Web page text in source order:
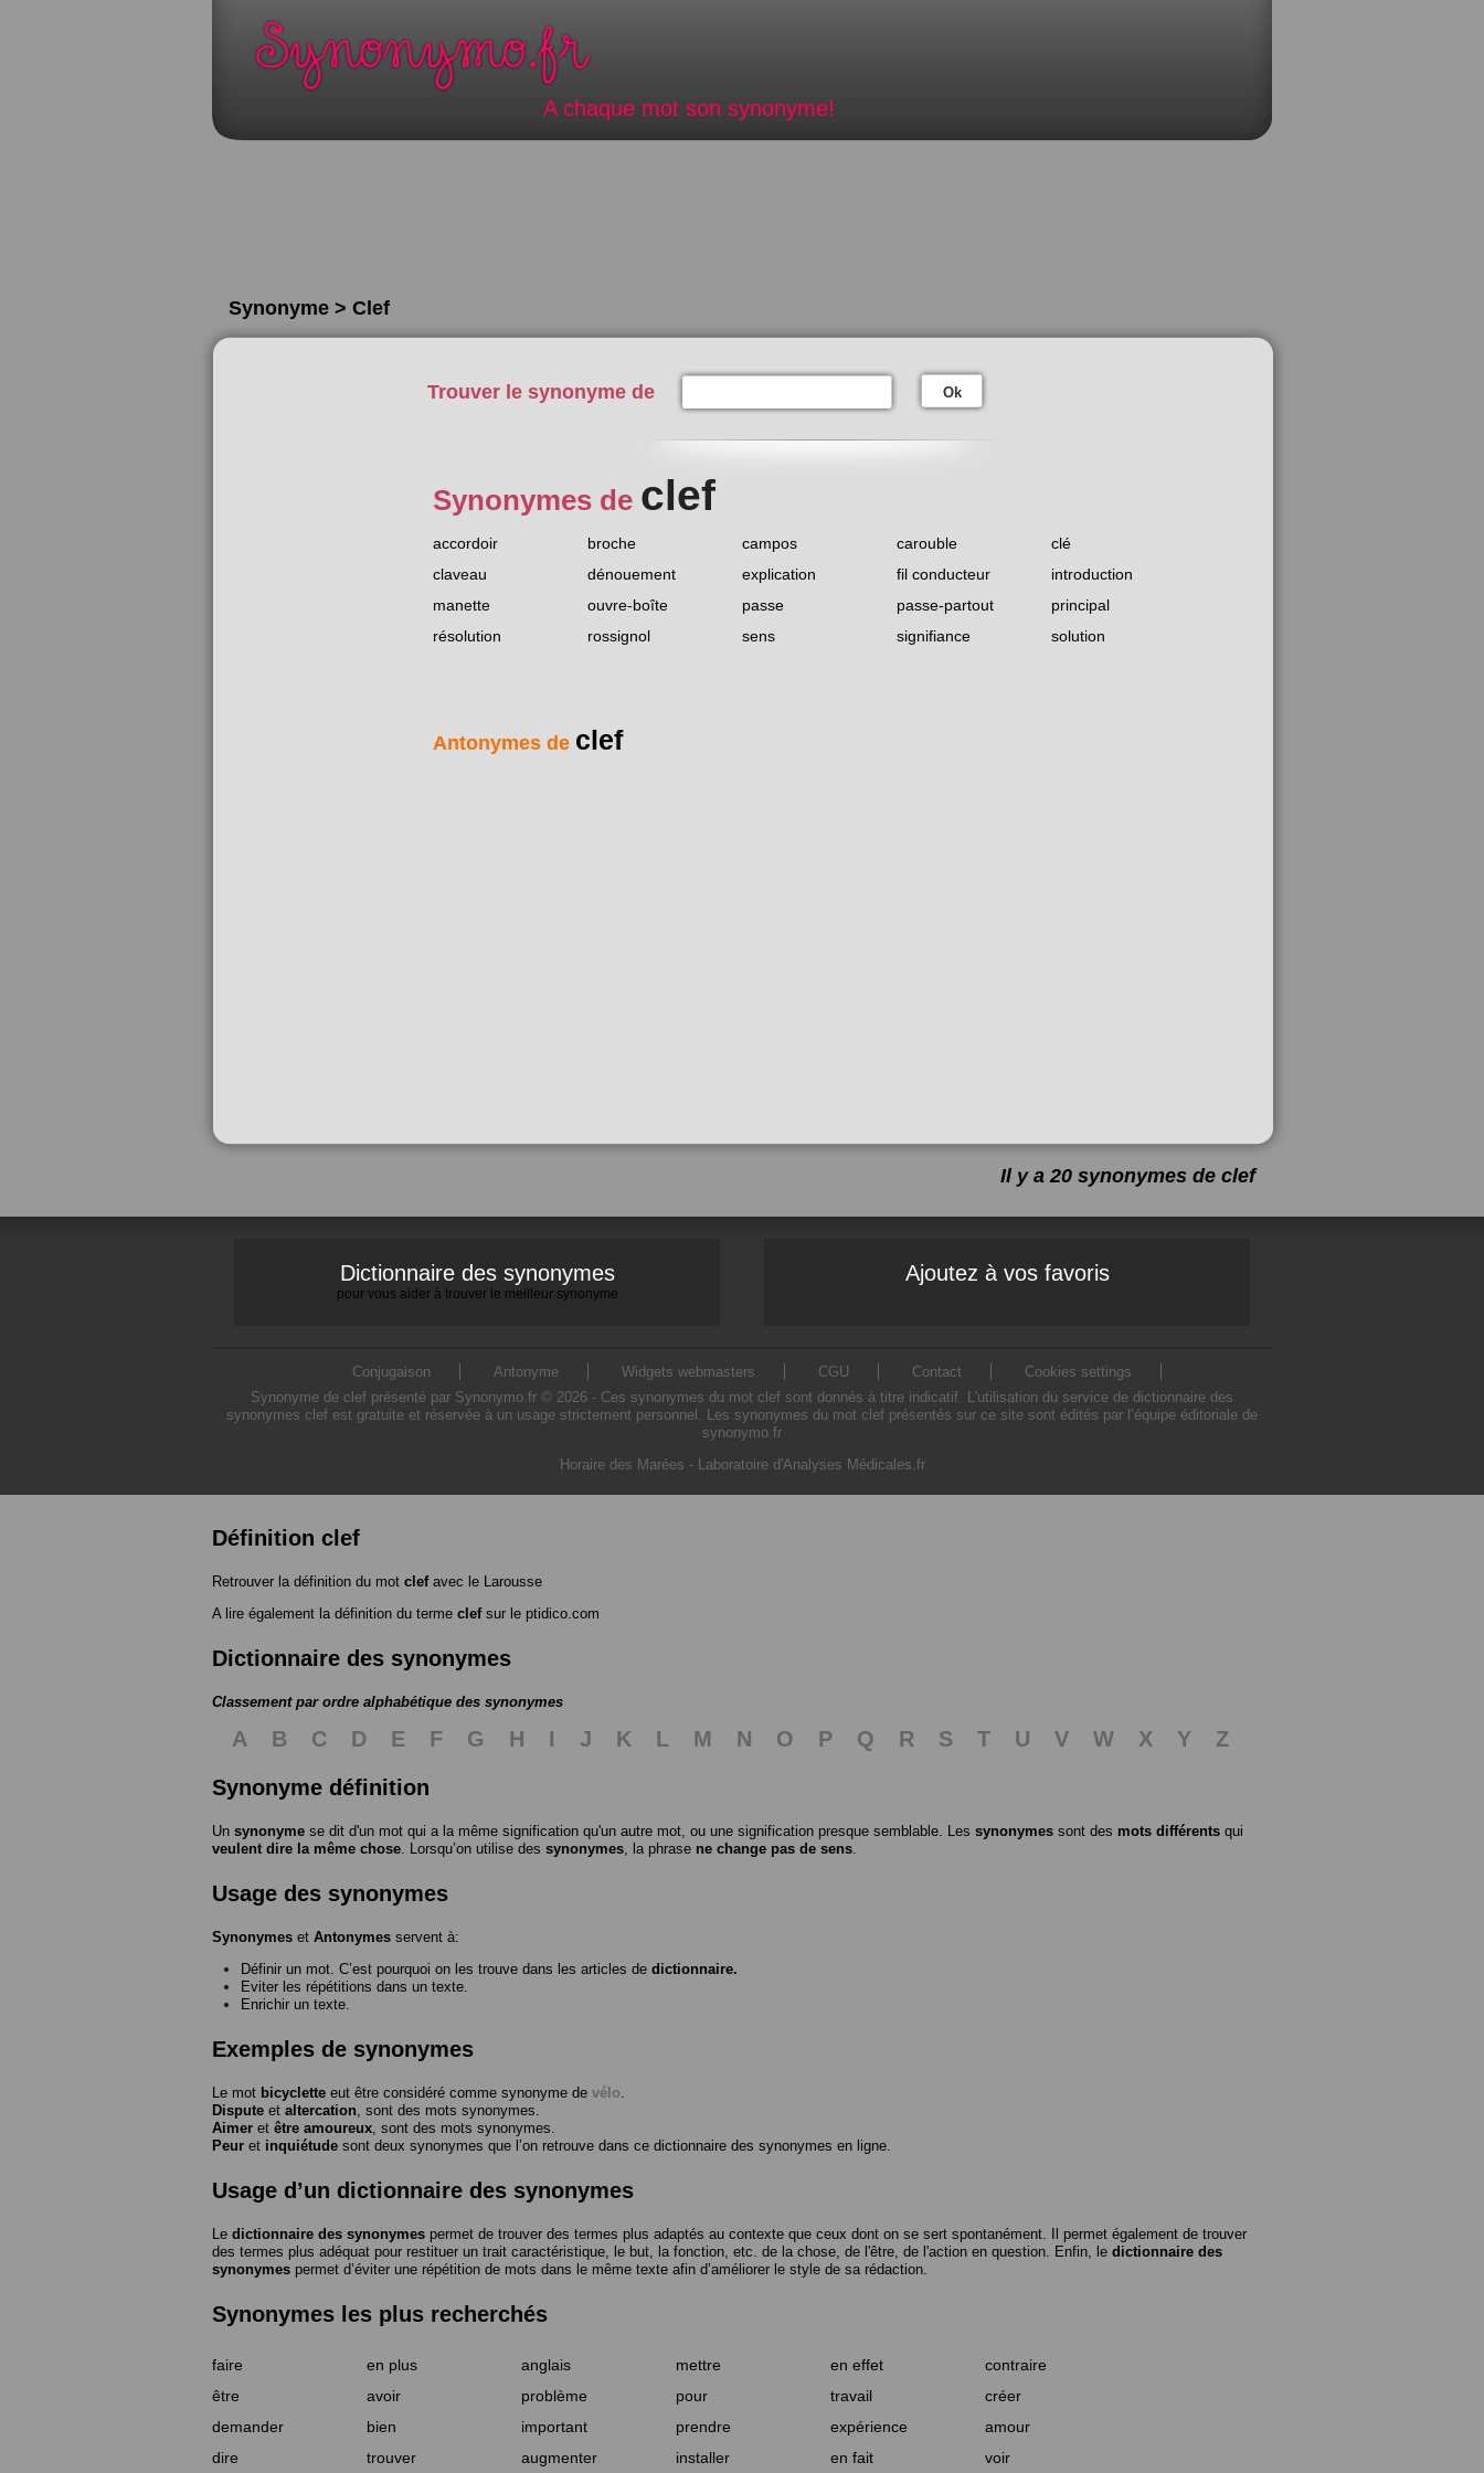
A chaque mot son synonyme!
Synonyme > Clef
Trouver le synonyme de Ok
Synonymes de clef
accordoir broche campos carouble
clé
claveau
dénouement explication fil conducteur
introduction
manette
ouvre-boîte passe passe-partout
principal
résolution
rossignol sens signifiance solution
Antonymes de clef
Il y a 20 synonymes de clef
Dictionnaire des synonymes
pour vous aider à trouver le meilleur synonyme
Ajoutez à vos favoris
Conjugaison Antonyme Widgets webmasters CGU Contact
Cookies settings
Synonyme de clef présenté par Synonymo.fr © 2026 - Ces synonymes du mot clef sont donnés à titre indicatif. L'utilisation du service de dictionnaire des
synonymes clef est gratuite et réservée à un usage strictement personnel. Les synonymes du mot clef présentés sur ce site sont édités par l’équipe éditoriale de
synonymo.fr
Horaire des Marées - Laboratoire d'Analyses Médicales.fr
Définition clef
Retrouver la définition du mot clefavec le Larousse
A lire également la définition du terme clefsur le ptidico.com
Dictionnaire des synonymes
Classement par ordre alphabétique des synonymes
A B C D E F G H I J K L M N O P Q R S T U V W X Y
Z
Synonyme définition
Un synonyme se dit d'un mot qui a la même signification qu'un autre mot, ou une signification presque semblable. Les synonymes sont des mots différents qui
veulent dire la même chose . Lorsqu’on utilise des synonymes , la phrase ne change pas de sens
Usage des synonymes
Synonymes et Antonymes servent à:
Définir un mot. C’est pourquoi on les trouve dans les articles de dictionnaire.
Eviter les répétitions dans un texte.
Enrichir un texte.
Exemples de synonymes
Le mot bicyclette eut être considéré comme synonyme de vélo
Dispute et altercation , sont des mots synonymes.
Aimer et être amoureux , sont des mots synonymes.
Peur et inquiétude sont deux synonymes que l’on retrouve dans ce dictionnaire des synonymes en ligne.
Usage d’un dictionnaire des synonymes
Le dictionnaire des synonymes permet de trouver des termes plus adaptés au contexte que ceux dont on se sert spontanément. Il permet également de trouver
des termes plus adéquat pour restituer un trait caractéristique, le but, la fonction, etc. de la chose, de l'être, de l'action en question. Enfin, le dictionnaire des
synonymes permet d’éviter une répétition de mots dans le même texte afin d’améliorer le style de sa rédaction.
Synonymes les plus recherchés
faire en plus anglais mettre en effet
contraire
être
avoir problème pour travail
créer
demander
bien important prendre expérience
amour
dire
trouver augmenter installer en fait voir